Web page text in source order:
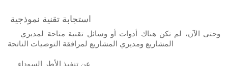
استجابة تقنية نموذجية
المشاريع ومديري المشاريع لمرافقة التوصيات الناتجة
عن تنفيذ الأطر السوداء